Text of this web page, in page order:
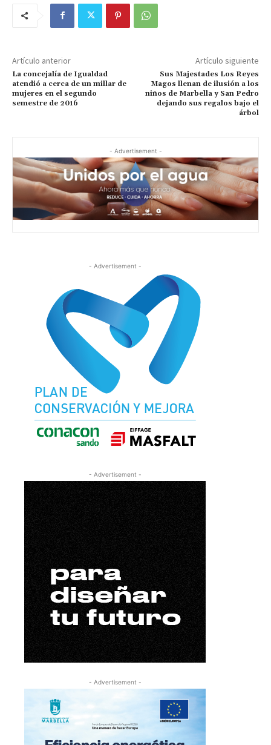
Artículo anterior
La concejalía de Igualdad
atendió a cerca de un millar de
mujeres en el segundo
semestre de 2016
Artículo siguiente
Sus Majestades Los Reyes
Magos llenan de ilusión a los
niños de Marbella y San Pedro
dejando sus regalos bajo el
árbol
- Advertisement -
- Advertisement -
- Advertisement -
- Advertisement -